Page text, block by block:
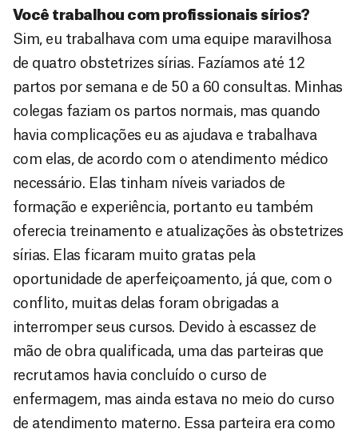
Você trabalhou com profissionais sírios?
Sim, eu trabalhava com uma equipe maravilhosa
de quatro obstetrizes sírias. Fazíamos até 12
partos por semana e de 50 a 60 consultas. Minhas
colegas faziam os partos normais, mas quando
havia complicações eu as ajudava e trabalhava
com elas, de acordo com o atendimento médico
necessário. Elas tinham níveis variados de
formação e experiência, portanto eu também
oferecia treinamento e atualizações às obstetrizes
sírias. Elas ficaram muito gratas pela
oportunidade de aperfeiçoamento, já que, com o
conflito, muitas delas foram obrigadas a
interromper seus cursos. Devido à escassez de
mão de obra qualificada, uma das parteiras que
recrutamos havia concluído o curso de
enfermagem, mas ainda estava no meio do curso
de atendimento materno. Essa parteira era como